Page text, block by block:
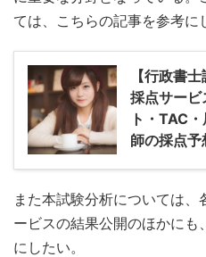
ては、こちらの記事を参考に
【行政書
採点サービ
ト・TAC
師の採点
また本試験分析については
ービスの結果公開のほかに
にしたい。